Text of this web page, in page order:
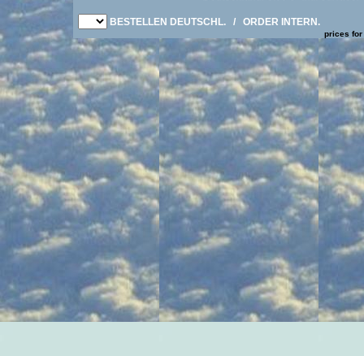
BESTELLEN DEUTSCHL. / ORDER INTERN.
prices for